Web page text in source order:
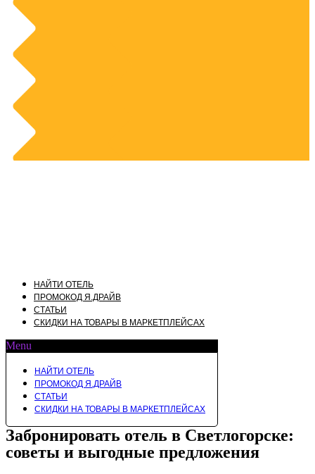
НАЙТИ ОТЕЛЬ
ПРОМОКОД Я.ДРАЙВ
СТАТЬИ
СКИДКИ НА ТОВАРЫ В МАРКЕТПЛЕЙСАХ
Menu
НАЙТИ ОТЕЛЬ
ПРОМОКОД Я.ДРАЙВ
СТАТЬИ
СКИДКИ НА ТОВАРЫ В МАРКЕТПЛЕЙСАХ
Забронировать отель в Светлогорске:
советы и выгодные предложения